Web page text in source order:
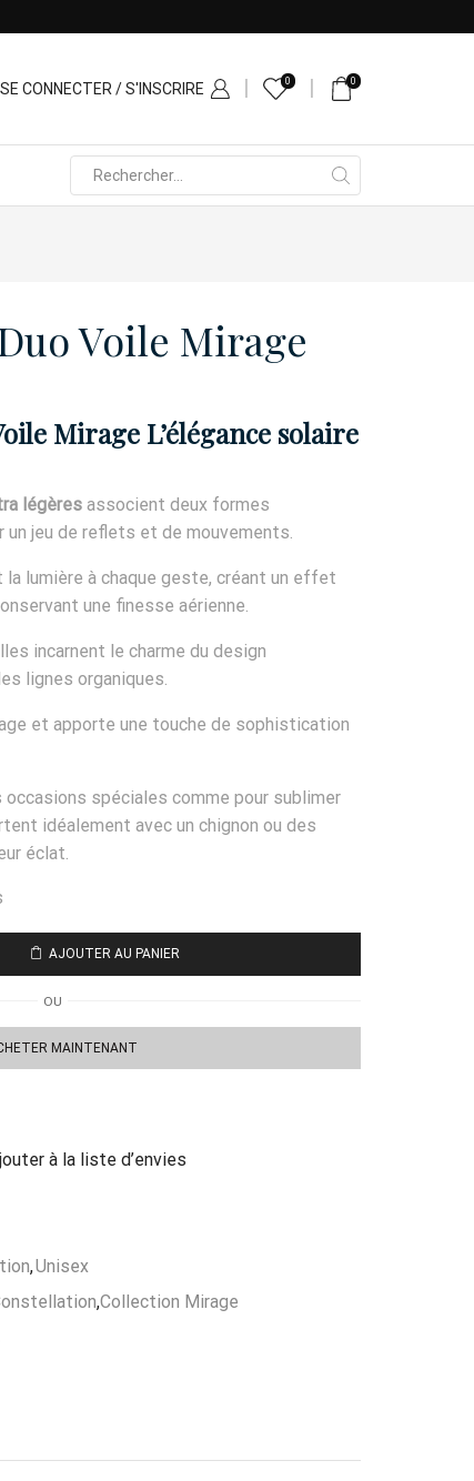
SE CONNECTER / S'INSCRIRE 0 0
input
Voile Mirage
Mirage L’élégance solaire
légères associent deux formes
jeu de reflets et de mouvements.
lumière à chaque geste, créant un effet
une finesse aérienne.
incarnent le charme du design
lignes organiques.
et apporte une touche de sophistication
spéciales comme pour sublimer
idéalement avec un chignon ou des
éclat.
AJOUTER AU PANIER
OU
MAINTENANT
à la liste d’envies
,Unisex
,Collection Mirage